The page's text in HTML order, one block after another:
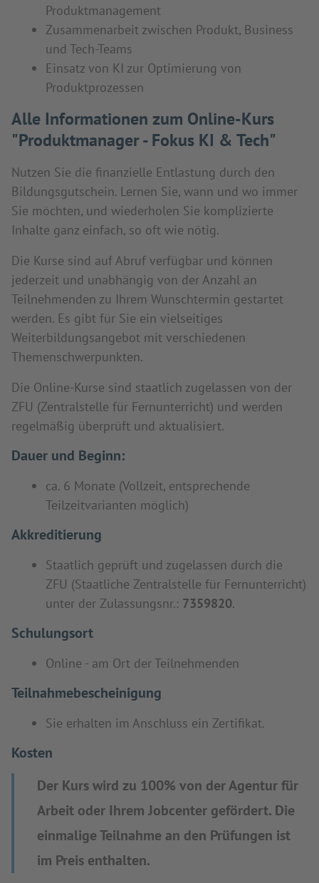
Produktmanagement
Zusammenarbeit zwischen Produkt, Business
und Tech-Teams
Einsatz von KI zur Optimierung von
Produktprozessen
Alle Informationen zum Online-Kurs
"Produktmanager - Fokus KI & Tech"
Nutzen Sie die finanzielle Entlastung durch den
Bildungsgutschein. Lernen Sie, wann und wo immer
Sie möchten, und wiederholen Sie komplizierte
Inhalte ganz einfach, so oft wie nötig.
Die Kurse sind auf Abruf verfügbar und können
jederzeit und unabhängig von der Anzahl an
Teilnehmenden zu Ihrem Wunschtermin gestartet
werden. Es gibt für Sie ein vielseitiges
Weiterbildungsangebot mit verschiedenen
Themenschwerpunkten.
Die Online-Kurse sind staatlich zugelassen von der
ZFU (Zentralstelle für Fernunterricht) und werden
regelmäßig überprüft und aktualisiert.
Dauer und Beginn:
ca. 6 Monate (Vollzeit, entsprechende
Teilzeitvarianten möglich)
Akkreditierung
Staatlich geprüft und zugelassen durch die
ZFU (Staatliche Zentralstelle für Fernunterricht)
unter der Zulassungsnr.: 7359820.
Schulungsort
Online - am Ort der Teilnehmenden
Teilnahmebescheinigung
Sie erhalten im Anschluss ein Zertifikat.
Kosten
Der Kurs wird zu 100% von der Agentur für
Arbeit oder Ihrem Jobcenter gefördert. Die
einmalige Teilnahme an den Prüfungen ist
im Preis enthalten.